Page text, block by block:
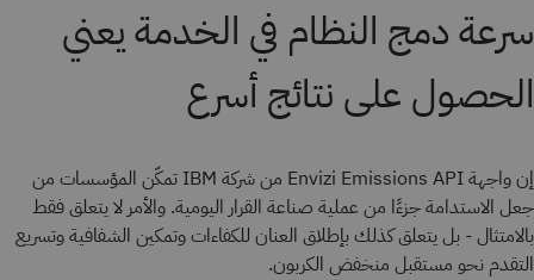
سرعة دمج النظام في الخدمة يعني
الحصول على نتائج أسرع
إن واجهة Envizi Emissions API من شركة IBM تمكّن المؤسسات من
جعل الاستدامة جزءًا من عملية صناعة القرار اليومية. والأمر لا يتعلق فقط
بالامتثال - بل يتعلق كذلك بإطلاق العنان للكفاءات وتمكين الشفافية وتسريع
التقدم نحو مستقبل منخفض الكربون.